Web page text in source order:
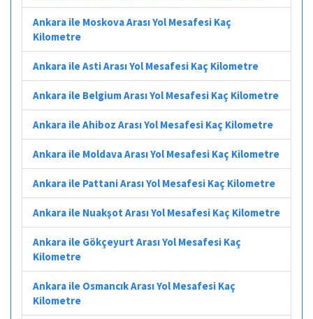
Ankara ile Moskova Arası Yol Mesafesi Kaç
Kilometre
Ankara ile Asti Arası Yol Mesafesi Kaç Kilometre
Ankara ile Belgium Arası Yol Mesafesi Kaç Kilometre
Ankara ile Ahiboz Arası Yol Mesafesi Kaç Kilometre
Ankara ile Moldava Arası Yol Mesafesi Kaç Kilometre
Ankara ile Pattani Arası Yol Mesafesi Kaç Kilometre
Ankara ile Nuakşot Arası Yol Mesafesi Kaç Kilometre
Ankara ile Gökçeyurt Arası Yol Mesafesi Kaç
Kilometre
Ankara ile Osmancık Arası Yol Mesafesi Kaç
Kilometre